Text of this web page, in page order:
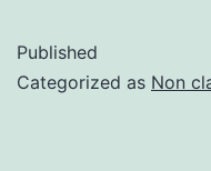
Published
Categorized as Non